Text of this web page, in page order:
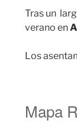
Tras un
verano en
Los
Mapa